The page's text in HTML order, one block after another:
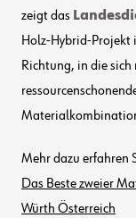
zeigt das
Holz-Hybrid-Projekt
Richtung, in die
Mehr dazu erfahren
Das Beste zweier
Würth Österreich